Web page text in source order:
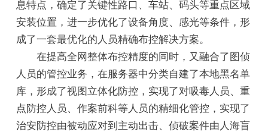
息特点，确定了关键性路口、车站、码头等重点区域
安装位置，进一步优化了设备角度、感光等条件，形
成了一套最优化的人员精确布控解决方案。
在提高全网整体布控精度的同时，又融合了图侦
人员的管控业务，在服务器中分类自建了本地黑名单
库，形成了视图立体化防控，实现了对吸毒人员、重
点防控人员、作案前科等人员的精细化管控，实现了
治安防控由被动应对到主动出击、侦破案件由人海盲